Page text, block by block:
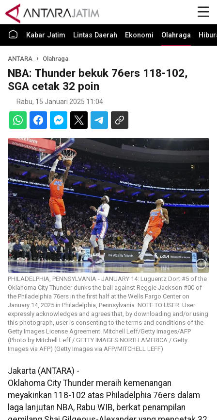
Kabar Jatim Lintas Daerah Ekonomi Olahraga
ANTARA Olahraga
NBA: Thunder bekuk 76ers 118-102,
SGA cetak 32 poin
Rabu, 15 Januari 2025 11:04
PHILADELPHIA, PENNSYLVANIA - JANUARY 14: Luguentz Dort #5 of the
Oklahoma City Thunder dunks the ball against Reggie Jackson #00 of
the Philadelphia 76ers in the first half at the Wells Fargo Center on
January 14, 2025 in Philadelphia, Pennsylvania. NOTE TO USER: User
expressly acknowledges and agrees that, by downloading and/or using
this photograph, user is consenting to the terms and conditions of the
Getty Images License Agreement. Mitchell Leff/Getty Images/AFP
(Photo by Mitchell Leff / GETTY IMAGES NORTH AMERICA / Getty
Images via AFP) (Getty Images via AFP/MITCHELL LEFF)
Jakarta (ANTARA) -
Oklahoma City Thunder meraih kemenangan
meyakinkan 118-102 atas Philadelphia 76ers dalam
laga lanjutan NBA, Rabu WIB, berkat penampilan